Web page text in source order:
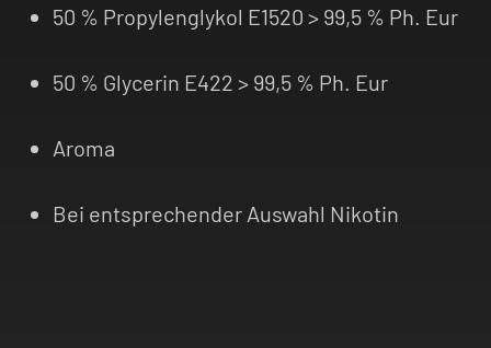
50 % Propylenglykol E1520 > 99,5 % Ph. Eur
50 % Glycerin E422 > 99,5 % Ph. Eur
Aroma
Bei entsprechender Auswahl Nikotin